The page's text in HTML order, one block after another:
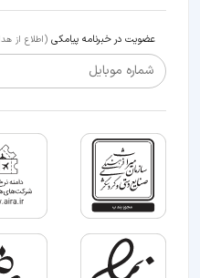
عضویت در خبرنامه پیامکی (اطلاع از
شماره موبایل